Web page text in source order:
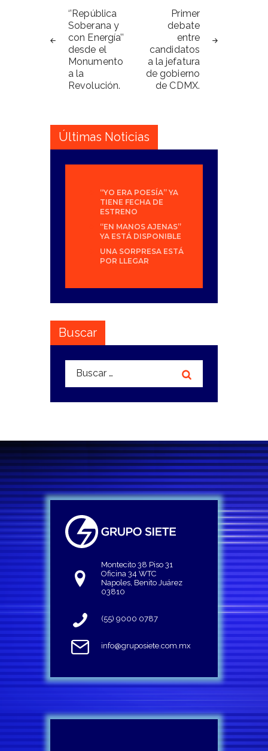
de
entradas
‘’República
Soberana y
con Energía’’
desde el
Monumento
a la
Revolución.
Primer
debate
entre
candidatos
a la jefatura
de gobierno
de CDMX.
Últimas Noticias
“YO ERA POESÍA” YA
TIENE FECHA DE
ESTRENO
“EN MANOS AJENAS”
YA ESTÁ DISPONIBLE
UNA SORPRESA ESTÁ
POR LLEGAR
Buscar
Buscar:
Montecito 38 Piso 31
Oficina 34 WTC
Napoles, Benito Juárez
03810
(55) 9000 0787
info@gruposiete.com.mx